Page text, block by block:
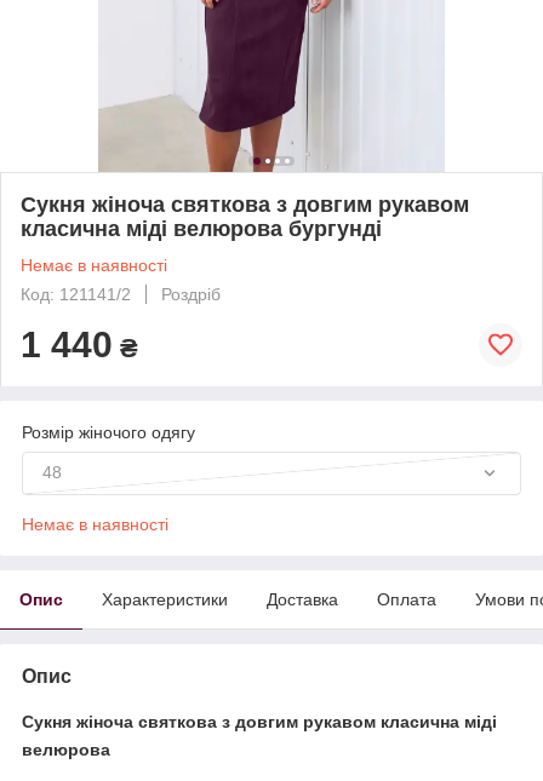
Сукня жіноча святкова з довгим рукавом
класична міді велюрова бургунді
Немає в наявності
Код: 121141/2
Роздріб
1 440 ₴
Розмір жіночого одягу
48
Немає в наявності
Опис Характеристики Доставка Оплата Умови
Опис
Сукня жіноча святкова з довгим рукавом класична міді
велюрова